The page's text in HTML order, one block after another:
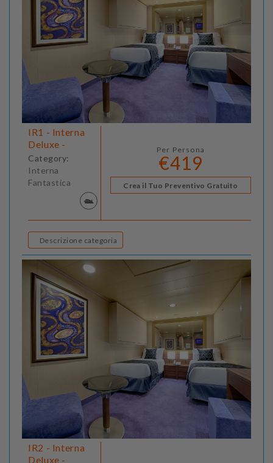
IR1 - Interna
Deluxe -
Category:
Interna
Fantastica
Per Persona
€419
Crea il Tuo Preventivo Gratuito
Descrizione categoria
IR2 - Interna
Deluxe -